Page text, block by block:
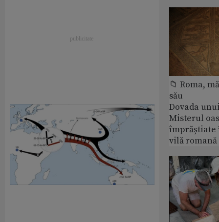
📁 Roma,
său
Dovada
Misterul
împrăștiate
vilă romană